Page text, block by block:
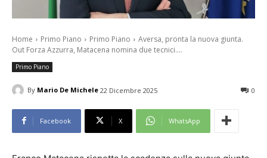
Home Primo Piano Primo Piano
Aversa, pronta la nuova giunta.
Out Forza Azzurra, Matacena nomina due tecnici....
Primo Piano
By Mario De Michele 22 Dicembre 2025 0
Facebook X WhatsApp